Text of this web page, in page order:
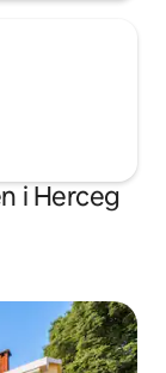
i Herceg